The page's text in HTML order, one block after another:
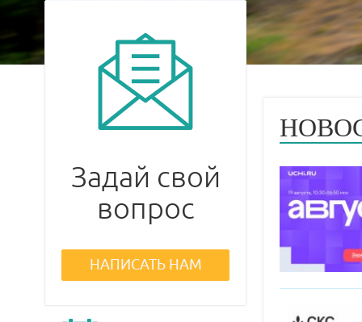
Задай свой
вопрос
НАПИСАТЬ НАМ